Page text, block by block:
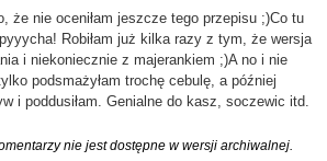
że nie oceniłam jeszcze tego przepisu ;)Co tu
Robiłam już kilka razy z tym, że wersja
i niekoniecznie z majerankiem ;)A no i nie
podsmażyłam trochę cebulę, a później
i poddusiłam. Genialne do kasz, soczewic itd.
nie jest dostępne w wersji archiwalnej.